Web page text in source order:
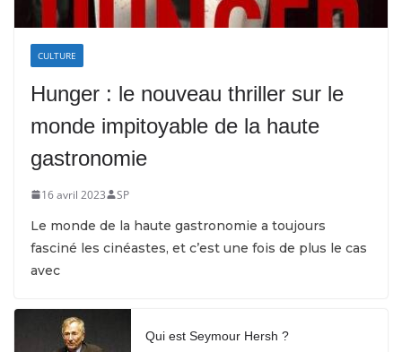
CULTURE
Hunger : le nouveau thriller sur le
monde impitoyable de la haute
gastronomie
16 avril 2023 SP
Le monde de la haute gastronomie a toujours
fasciné les cinéastes, et c’est une fois de plus le cas
avec
Qui est Seymour Hersh ?